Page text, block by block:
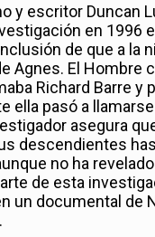
y escritor Duncan
en 1996
de que a la
Agnes. El Hombre
Richard Barre y
ella pasó a
asegura
descendientes
no ha
de esta
un documental de